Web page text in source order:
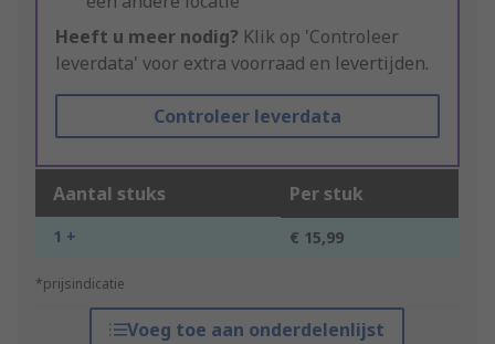
Heeft u meer nodig? Klik op 'Controleer
leverdata' voor extra voorraad en levertijden.
Controleer leverdata
Aantal stuks Per stuk
1 + € 15,99
*prijsindicatie
Voeg toe aan onderdelenlijst